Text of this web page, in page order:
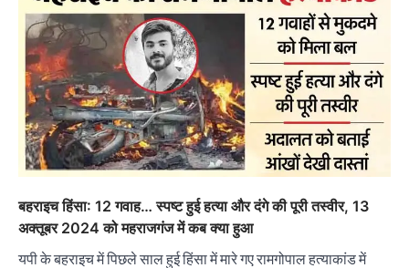
बहराइच हिंसा: 12 गवाह… स्पष्ट हुई हत्या और दंगे की पूरी तस्वीर, 13
अक्तूबर 2024 को महराजगंज में कब क्या हुआ
यपी के बहराइच में पिछले साल हुई हिंसा में मारे गए रामगोपाल हत्याकांड में